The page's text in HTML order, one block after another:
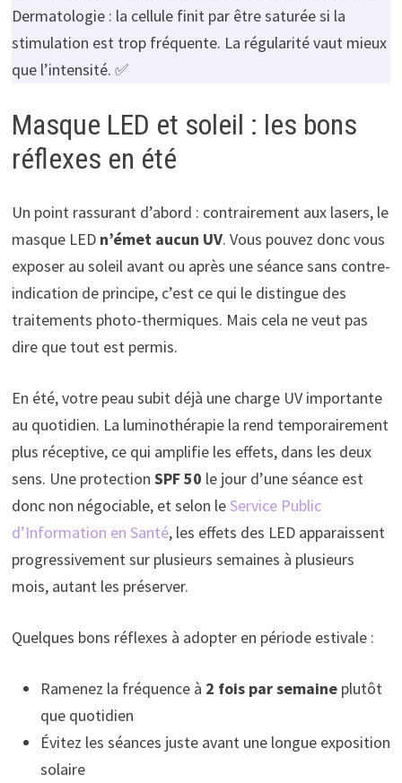
Dermatologie : la cellule finit par être saturée si la
stimulation est trop fréquente. La régularité vaut mieux
que l’intensité. ✅
Masque LED et soleil : les bons
réflexes en été
Un point rassurant d’abord : contrairement aux lasers, le
masque LED n’émet aucun UV. Vous pouvez donc vous
exposer au soleil avant ou après une séance sans contre-
indication de principe, c’est ce qui le distingue des
traitements photo-thermiques. Mais cela ne veut pas
dire que tout est permis.
En été, votre peau subit déjà une charge UV importante
au quotidien. La luminothérapie la rend temporairement
plus réceptive, ce qui amplifie les effets, dans les deux
sens. Une protection SPF 50 le jour d’une séance est
donc non négociable, et selon leService Public
d’Information en Santé, les effets des LED apparaissent
progressivement sur plusieurs semaines à plusieurs
mois, autant les préserver.
Quelques bons réflexes à adopter en période estivale :
Ramenez la fréquence à 2 fois par semaineplutôt
que quotidien
Évitez les séances juste avant une longue exposition
solaire